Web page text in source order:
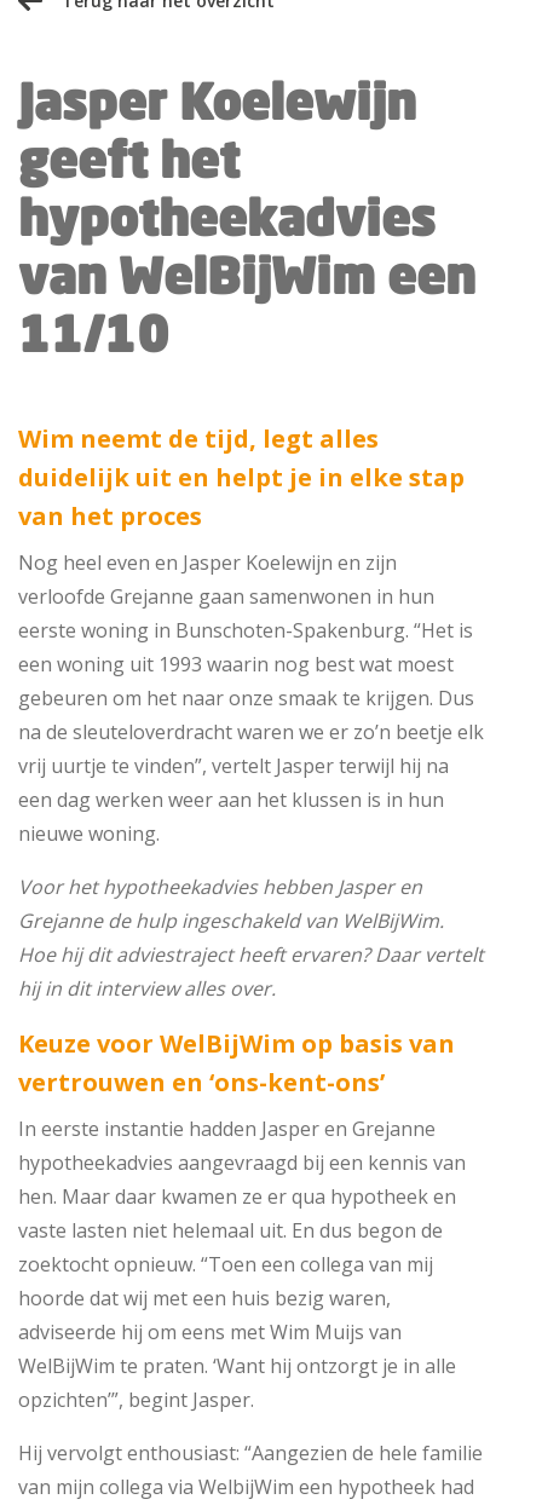
Jasper Koelewijn
geeft het
hypotheekadvies
van WelBijWim een
11/10
Wim neemt de tijd, legt alles
duidelijk uit en helpt je in elke stap
van het proces
Nog heel even en Jasper Koelewijn en zijn
verloofde Grejanne gaan samenwonen in hun
eerste woning in Bunschoten-Spakenburg. “Het is
een woning uit 1993 waarin nog best wat moest
gebeuren om het naar onze smaak te krijgen. Dus
na de sleuteloverdracht waren we er zo’n beetje elk
vrij uurtje te vinden”, vertelt Jasper terwijl hij na
een dag werken weer aan het klussen is in hun
nieuwe woning.
Voor het hypotheekadvies hebben Jasper en
Grejanne de hulp ingeschakeld van WelBijWim.
Hoe hij dit adviestraject heeft ervaren? Daar vertelt
hij in dit interview alles over.
Keuze voor WelBijWim op basis van
vertrouwen en ‘ons-kent-ons’
In eerste instantie hadden Jasper en Grejanne
hypotheekadvies aangevraagd bij een kennis van
hen. Maar daar kwamen ze er qua hypotheek en
vaste lasten niet helemaal uit. En dus begon de
zoektocht opnieuw. “Toen een collega van mij
hoorde dat wij met een huis bezig waren,
adviseerde hij om eens met Wim Muijs van
WelBijWim te praten. ‘Want hij ontzorgt je in alle
opzichten’”, begint Jasper.
Hij vervolgt enthousiast: “Aangezien de hele familie
van mijn collega via WelbijWim een hypotheek had